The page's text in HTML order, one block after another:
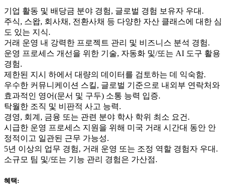
기업 활동 및 배당금 분야 경험, 글로벌 경험 보유자 우대.
주식, 스왑, 회사채, 전환사채 등 다양한 자산 클래스에 대한 심
도 있는 지식.
거래 운영 내 강력한 프로젝트 관리 및 비즈니스 분석 경험.
운영 프로세스 개선을 위한 기술, 자동화 및/또는 AI 도구 활용
경험.
제한된 지시 하에서 대량의 데이터를 검토하는 데 익숙함.
우수한 커뮤니케이션 스킬, 글로벌 기준으로 내외부 연락처와
효과적인 영어(문서 및 구두) 소통 능력 입증.
탁월한 조직 및 비판적 사고 능력.
경영, 회계, 금융 또는 관련 분야 학사 학위 최소 요건.
시급한 운영 프로세스 지원을 위해 미국 거래 시간대 동안 안
정적이고 일관된 근무 가능성.
5년 이상의 업무 경험, 거래 운영 또는 조정 역할 경험자 우대.
소규모 팀 및/또는 기능 관리 경험은 가산점.
혜택: